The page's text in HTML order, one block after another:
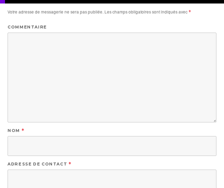
Votre adresse de messagerie ne sera pas publiée. Les champs obligatoires sont indiqués avec *
COMMENTAIRE
NOM *
ADRESSE DE CONTACT *